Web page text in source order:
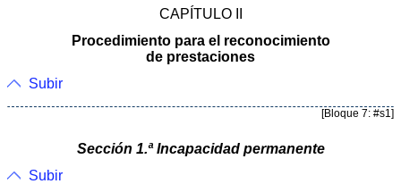
CAPÍTULO II
Procedimiento para el reconocimiento
de prestaciones
Subir
[Bloque 7: #s1]
Sección 1.ª Incapacidad permanente
Subir